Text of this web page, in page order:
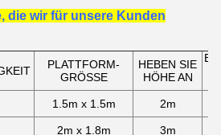
die wir für unsere Kunden
PLATTFORM-
GRÖSSE
HEBEN SIE
HÖHE AN
1.5m x 1.5m 2m
2m x 1.8m 3m